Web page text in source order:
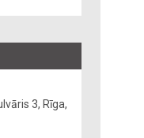
3, Rīga,